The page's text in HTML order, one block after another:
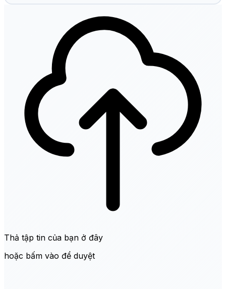
Thả tập tin của bạn ở đây
hoặc bấm vào để duyệt